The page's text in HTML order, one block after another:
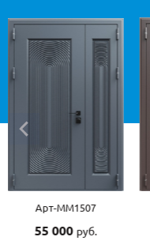
Арт-ММ1507
55 000 руб.